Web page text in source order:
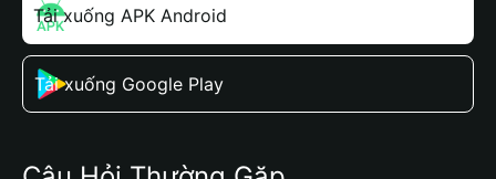
Tải xuống APK Android
Tải xuống Google Play